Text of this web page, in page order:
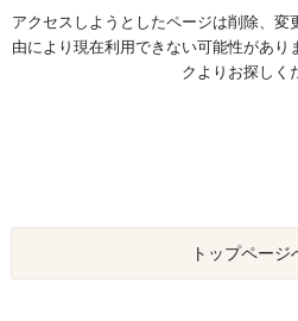
アクセスしようとしたページは削除、変
由により現在利用できない可能性があり
クよりお探しく
トップページ